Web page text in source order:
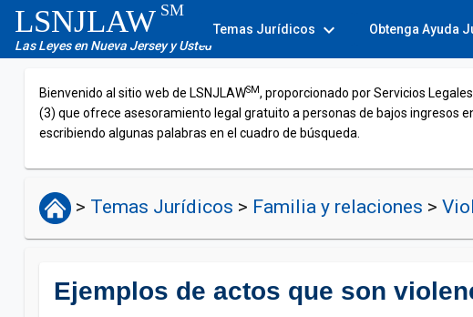
LSNJLAW SM
Las Leyes en Nueva Jersey y Usted
Temas Jurídicos expand_more Obtenga Ayuda
Bienvenido al sitio web de LSNJLAWSM, proporcionado por Servicios
(3) que ofrece asesoramiento legal gratuito a personas de bajos ingresos
escribiendo algunas palabras en el cuadro de búsqueda.
> Temas Jurídicos > Familia y relaciones >
Ejemplos de actos que son